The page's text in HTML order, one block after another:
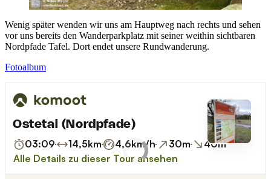
Wenig später wenden wir uns am Hauptweg nach rechts und sehen
vor uns bereits den Wanderparkplatz mit seiner weithin sichtbaren
Nordpfade Tafel. Dort endet unsere Rundwanderung.
Fotoalbum